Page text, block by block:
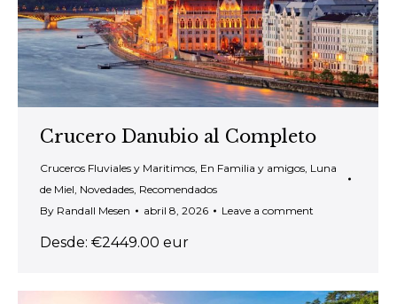
Crucero Danubio al Completo
Cruceros Fluviales y Maritimos En Familia y amigos Luna
de Miel Novedades Recomendados
By Randall Mesen abril 8, 2026 Leave a comment
Desde: €2449.00 eur